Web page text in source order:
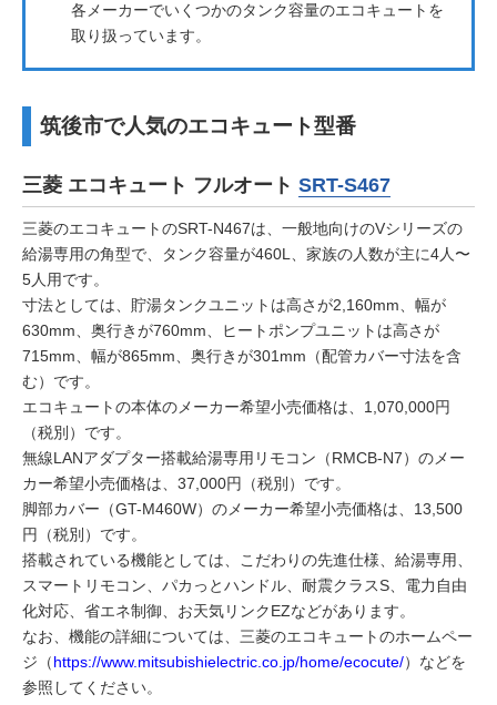
各メーカーでいくつかのタンク容量のエコキュートを
取り扱っています。
筑後市で人気のエコキュート型番
三菱 エコキュート フルオート SRT-S467
三菱のエコキュートのSRT-N467は、一般地向けのVシリーズの
給湯専用の角型で、タンク容量が460L、家族の人数が主に4人〜
5人用です。
寸法としては、貯湯タンクユニットは高さが2,160mm、幅が
630mm、奥行きが760mm、ヒートポンプユニットは高さが
715mm、幅が865mm、奥行きが301mm（配管カバー寸法を含
む）です。
エコキュートの本体のメーカー希望小売価格は、1,070,000円
（税別）です。
無線LANアダプター搭載給湯専用リモコン（RMCB-N7）のメー
カー希望小売価格は、37,000円（税別）です。
脚部カバー（GT-M460W）のメーカー希望小売価格は、13,500
円（税別）です。
搭載されている機能としては、こだわりの先進仕様、給湯専用、
スマートリモコン、パカっとハンドル、耐震クラスS、電力自由
化対応、省エネ制御、お天気リンクEZなどがあります。
なお、機能の詳細については、三菱のエコキュートのホームペー
ジ（https://www.mitsubishielectric.co.jp/home/ecocute/）などを
参照してください。